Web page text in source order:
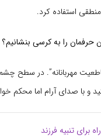
استفاده کرد.
مهربانانه”. در سطح
و با صدای آرام اما محکم
برای تنبیه فرزند